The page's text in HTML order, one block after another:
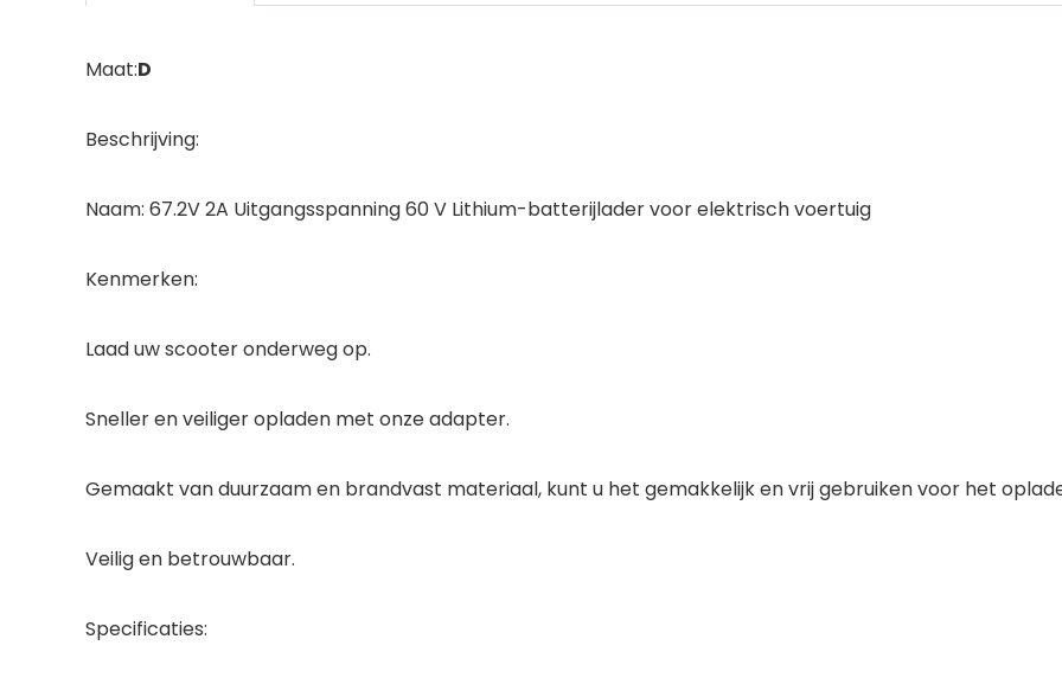
Maat:D
Beschrijving:
Naam: 67.2V 2A Uitgangsspanning 60 V Lithium-batterijlader voor elektrisch voertuig
Kenmerken:
Laad uw scooter onderweg op.
Sneller en veiliger opladen met onze adapter.
Gemaakt van duurzaam en brandvast materiaal, kunt u het gemakkelijk en vrij gebruiken voor het
Veilig en betrouwbaar.
Specificaties: